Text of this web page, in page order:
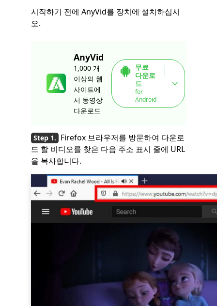
시작하기 전에 AnyVid를 장치에 설치하십시
오.
AnyVid
1,000 개
이상의 웹
사이트에
서 동영상
다운로드
무료
다운로
드
for
Android
Firefox 브라우저를 방문하여 다운로
드 할 비디오를 찾은 다음 주소 표시 줄에 URL
을 복사합니다.